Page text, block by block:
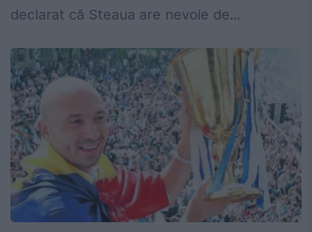
declarat că Steaua are nevoie de...